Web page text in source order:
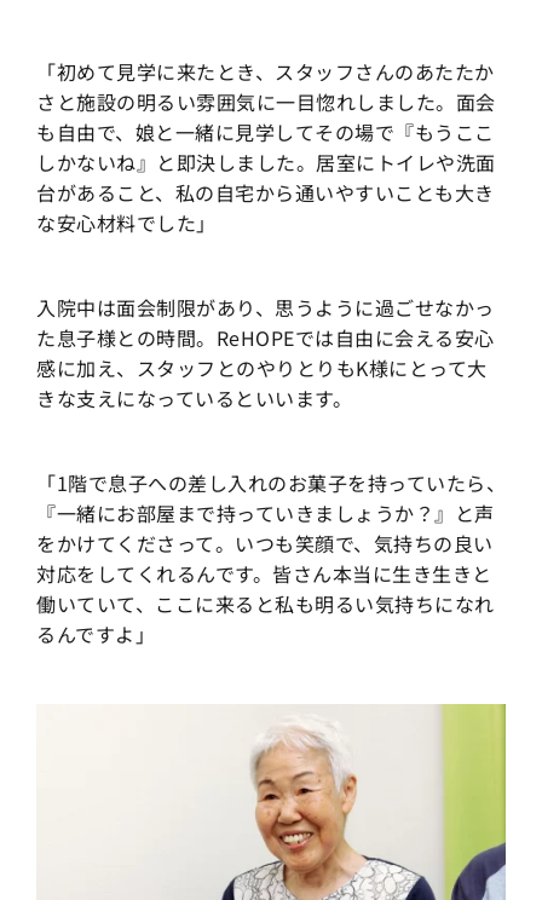
「初めて見学に来たとき、スタッフさんのあたたか
さと施設の明るい雰囲気に一目惚れしました。面会
も自由で、娘と一緒に見学してその場で『もうここ
しかないね』と即決しました。居室にトイレや洗面
台があること、私の自宅から通いやすいことも大き
な安心材料でした」
入院中は面会制限があり、思うように過ごせなかっ
た息子様との時間。ReHOPEでは自由に会える安心
感に加え、スタッフとのやりとりもK様にとって大
きな支えになっているといいます。
「1階で息子への差し入れのお菓子を持っていたら、
『一緒にお部屋まで持っていきましょうか？』と声
をかけてくださって。いつも笑顔で、気持ちの良い
対応をしてくれるんです。皆さん本当に生き生きと
働いていて、ここに来ると私も明るい気持ちになれ
るんですよ」